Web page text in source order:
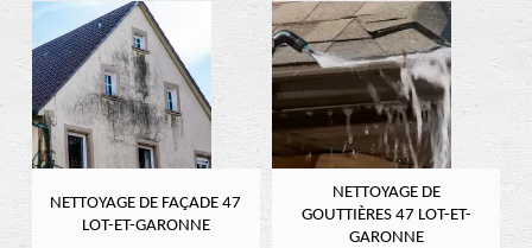
NETTOYAGE DE FAÇADE 47
LOT-ET-GARONNE
NETTOYAGE DE
GOUTTIÈRES 47 LOT-ET-
GARONNE